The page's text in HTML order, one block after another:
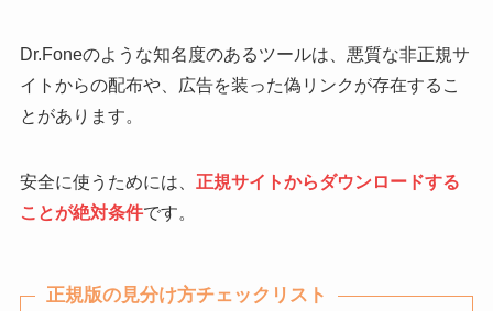
Dr.Foneのような知名度のあるツールは、悪質な非正規サ
イトからの配布や、広告を装った偽リンクが存在するこ
とがあります。
安全に使うためには、 正規サイトからダウンロードする
ことが絶対条件です。
正規版の見分け方チェックリスト